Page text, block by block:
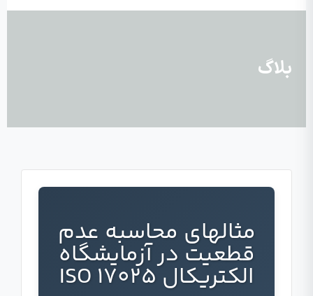
بلاگ
مثالهای محاسبه عدم
قطعیت در آزمایشگاه
الکتریکال ISO 17025